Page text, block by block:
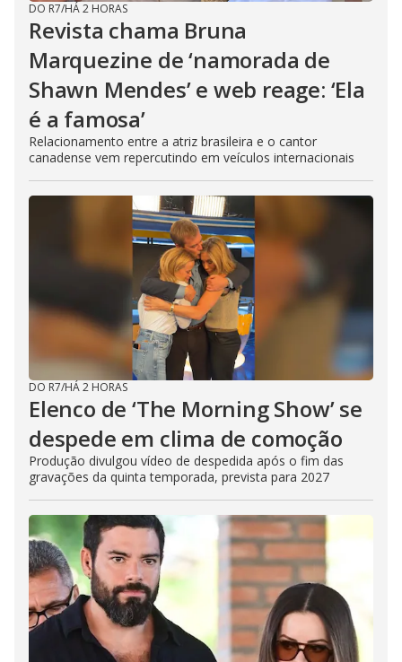
DO R7/HÁ 2 HORAS
Revista chama Bruna
Marquezine de ‘namorada de
Shawn Mendes’ e web reage: ‘Ela
é a famosa’
Relacionamento entre a atriz brasileira e o cantor
canadense vem repercutindo em veículos internacionais
DO R7/HÁ 2 HORAS
Elenco de ‘The Morning Show’ se
despede em clima de comoção
Produção divulgou vídeo de despedida após o fim das
gravações da quinta temporada, prevista para 2027